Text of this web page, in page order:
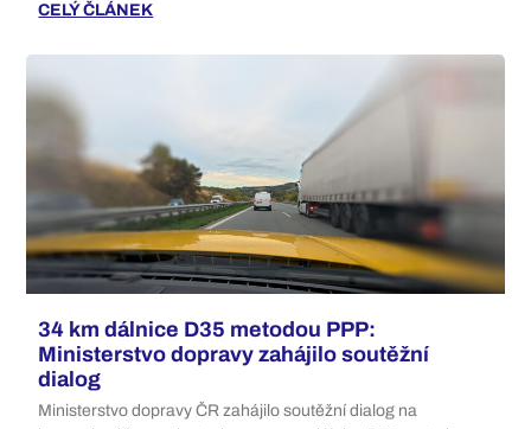
CELÝ ČLÁNEK
34 km dálnice D35 metodou PPP:
Ministerstvo dopravy zahájilo soutěžní
dialog
Ministerstvo dopravy ČR zahájilo soutěžní dialog na